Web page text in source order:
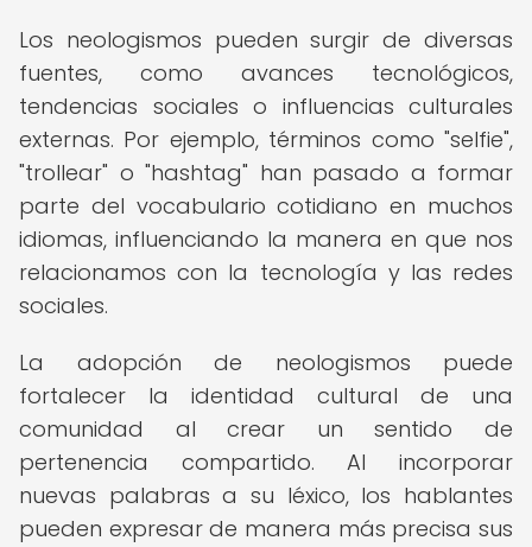
Los neologismos pueden surgir de diversas
fuentes, como avances tecnológicos,
tendencias sociales o influencias culturales
externas. Por ejemplo, términos como "selfie",
"trollear" o "hashtag" han pasado a formar
parte del vocabulario cotidiano en muchos
idiomas, influenciando la manera en que nos
relacionamos con la tecnología y las redes
sociales.
La adopción de neologismos puede
fortalecer la identidad cultural de una
comunidad al crear un sentido de
pertenencia compartido. Al incorporar
nuevas palabras a su léxico, los hablantes
pueden expresar de manera más precisa sus